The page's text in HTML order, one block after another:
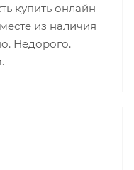
купить онлайн
из наличия
Недорого.